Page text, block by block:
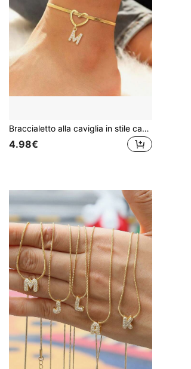
Braccialetto alla caviglia in stile casual chic da donna, con ciondolo a forma di cuore con iniziale micro-impostata in zirconia, su catena in acciaio inossidabile a forma di serpente
4.98€